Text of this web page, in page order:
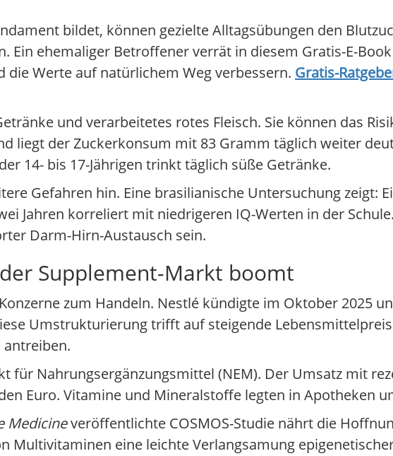
bildet, können gezielte Alltagsübungen den
Ein ehemaliger Betroffener verrät in diesem Gratis-E-
Werte auf natürlichem Weg verbessern. Gratis-
und verarbeitetes rotes Fleisch. Sie können das
liegt der Zuckerkonsum mit 83 Gramm täglich weiter
14- bis 17-Jährigen trinkt täglich süße Getränke.
Gefahren hin. Eine brasilianische Untersuchung zeigt:
Jahren korreliert mit niedrigeren IQ-Werten in der
Darm-Hirn-Austausch sein.
Supplement-Markt boomt
zum Handeln. Nestlé kündigte im Oktober 2025
Umstrukturierung trifft auf steigende
antreiben.
für Nahrungsergänzungsmittel (NEM). Der Umsatz mit
Euro. Vitamine und Mineralstoffe legten in Apotheken
Medicineveröffentlichte COSMOS-Studie nährt die
Multivitaminen eine leichte Verlangsamung